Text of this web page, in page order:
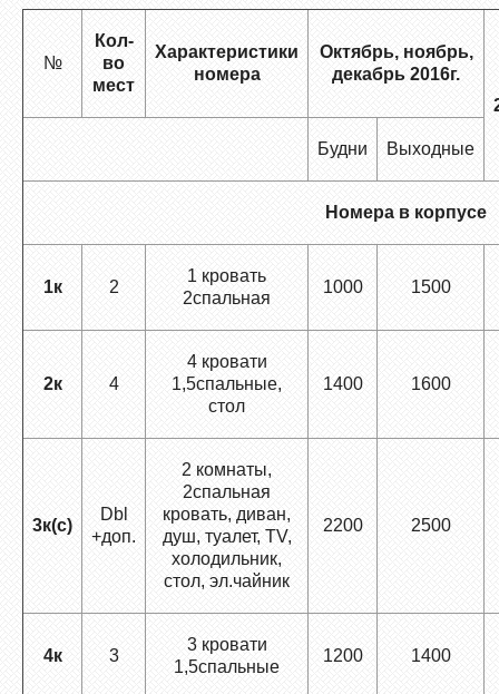
№
Кол-
во
мест
Характеристики
номера
Октябрь, ноябрь,
декабрь 2016г.
Будни Выходные
Номера в корпусе
1к 2
1 кровать
2спальная
1000 1500
2к 4
4 кровати
1,5спальные,
стол
1400 1600
3к(с)
Dbl
+доп.
2 комнаты,
2спальная
кровать, диван,
душ, туалет, ТV,
холодильник,
стол, эл.чайник
2200 2500
4к 3
3 кровати
1,5спальные
1200 1400